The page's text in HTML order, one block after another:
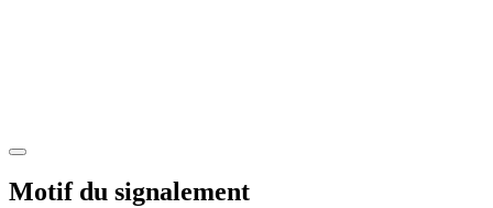
Motif du signalement